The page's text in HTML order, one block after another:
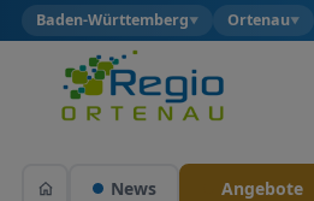
Baden-Württemberg▼ Ortenau▼
News Angebote